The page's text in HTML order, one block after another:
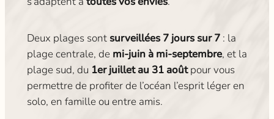
Deux plages sontsurveillées 7 jours sur 7: la
plage centrale, de mi-juin à mi-septembre, et la
plage sud, du 1er juillet au 31 aoûtpour vous
permettre de profiter de l’océan l’esprit léger en
solo, en famille ou entre amis.